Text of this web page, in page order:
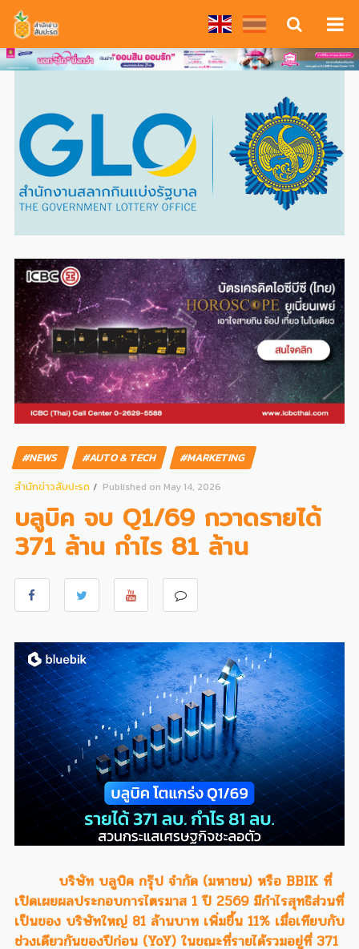
#NEWS #AUTO & TECH
#MARKETING
สํานักข่าวสับปะรด
Published on May 14, 2026
บลูบิค จบ Q1/69 กวาดรายได้
371 ล้าน กำไร 81 ล้าน
บริษัท บลูบิค กรุ๊ป จำกัด (มหาชน) หรือ BBIK ที่
เปิดเผยผลประกอบการไตรมาส 1 ปี 2569 มีกำไรสุทธิส่วนที่
เป็นของ บริษัทใหญ่ 81 ล้านบาท เพิ่มขึ้น 11% เมื่อเทียบกับ
ช่วงเดียวกันของปีก่อน (YoY) ในขณะที่รายได้รวมอยู่ที่ 371